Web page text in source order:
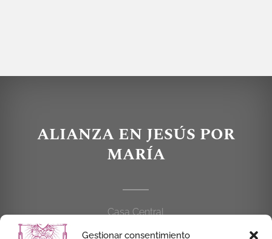
Gestionar consentimiento
ALIANZA EN JESÚS POR
MARÍA
Casa Central
C/Cardenal Cisneros, 55